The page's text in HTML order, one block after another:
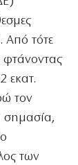
Από τότε
εκατ.
τον
σημασία,
των